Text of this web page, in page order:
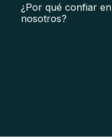
¿Por qué confiar en
nosotros?